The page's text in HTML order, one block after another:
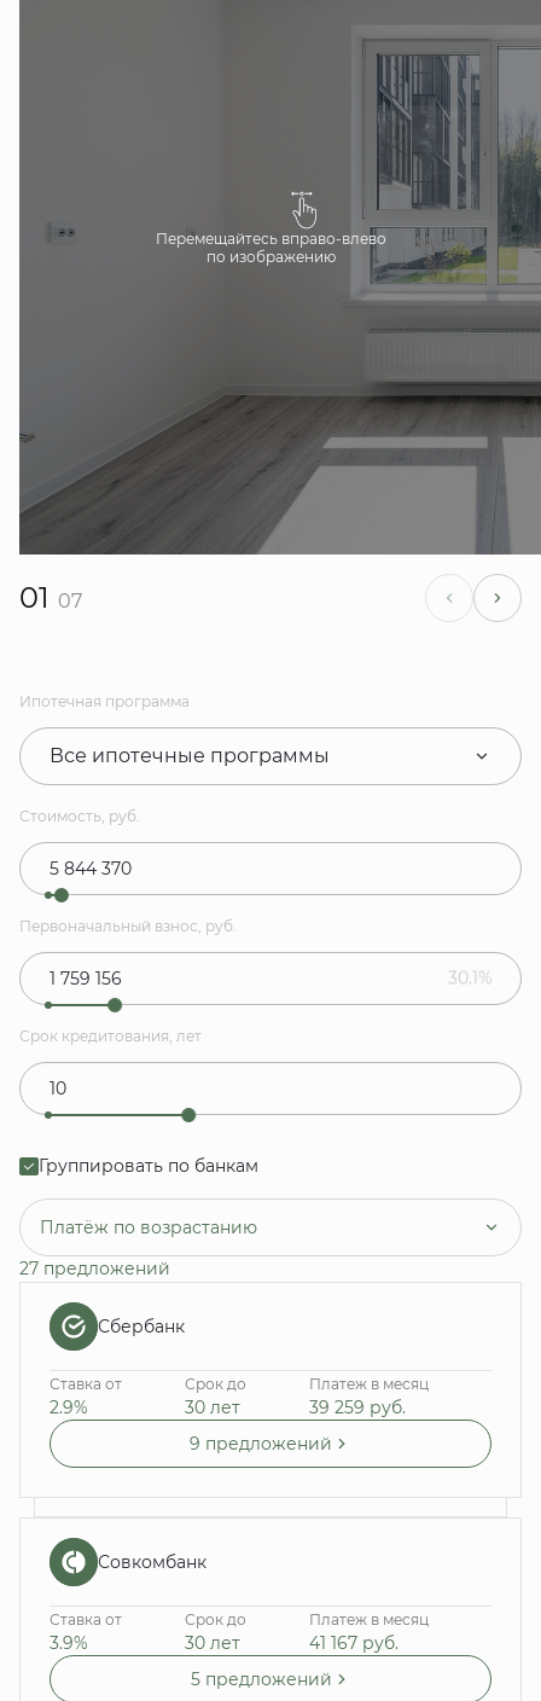
Перемещайтесь вправо-влево
по изображению
01 07
Ипотечная программа
Все ипотечные программы
Стоимость, руб.
Первоначальный взнос, руб.
30.1%
Срок кредитования, лет
Группировать по банкам
Платёж по возрастанию
27 предложений
Сбербанк
Ставка от
2.9%
Срок до
30 лет
Платеж в месяц
39 259 руб.
9 предложений
Совкомбанк
Ставка от
3.9%
Срок до
30 лет
Платеж в месяц
41 167 руб.
5 предложений